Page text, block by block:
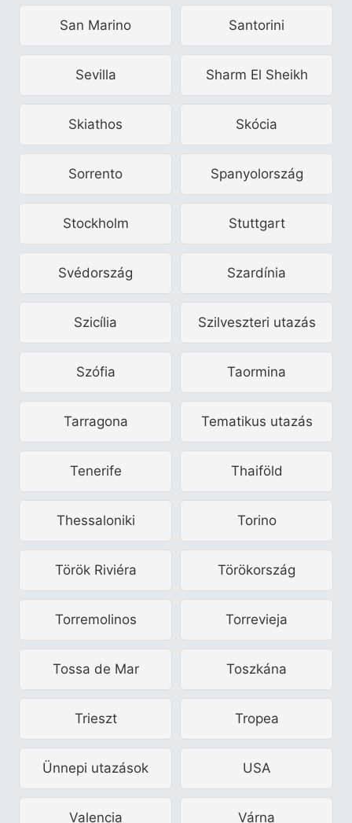
San Marino Santorini
Sevilla Sharm El Sheikh
Skiathos Skócia
Sorrento Spanyolország
Stockholm Stuttgart
Svédország Szardínia
Szicília Szilveszteri utazás
Szófia Taormina
Tarragona Tematikus utazás
Tenerife Thaiföld
Thessaloniki Torino
Török Riviéra Törökország
Torremolinos Torrevieja
Tossa de Mar Toszkána
Trieszt Tropea
Ünnepi utazások USA
Valencia Várna